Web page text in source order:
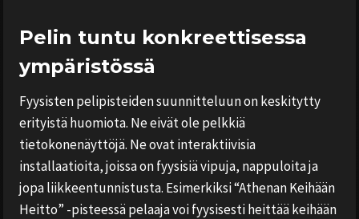
Pelin tuntu konkreettisessa
ympäristössä
Fyysisten pelipisteiden suunnitteluun on keskitytty
erityistä huomiota. Ne eivät ole pelkkiä
tietokonenäyttöjä. Ne ovat interaktiivisia
installaatioita, joissa on fyysisiä vipuja, nappuloita ja
jopa liikkeentunnistusta. Esimerkiksi “Athenan Keihään
Heitto” -pisteessä pelaaja voi fyysisesti heittää keihään